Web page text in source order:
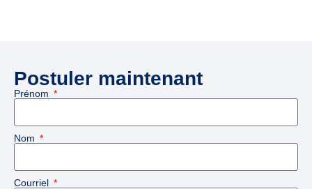
Postuler maintenant
Prénom
Nom
Courriel